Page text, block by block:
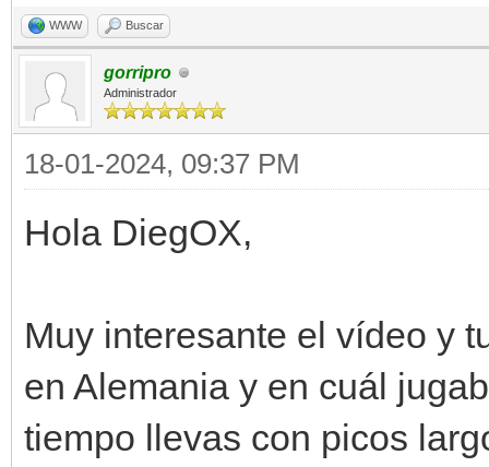
WWW Buscar
gorripro
Administrador
18-01-2024, 09:37 PM
Hola DiegOX,
Muy interesante el vídeo y
en Alemania y en cuál
tiempo llevas con picos